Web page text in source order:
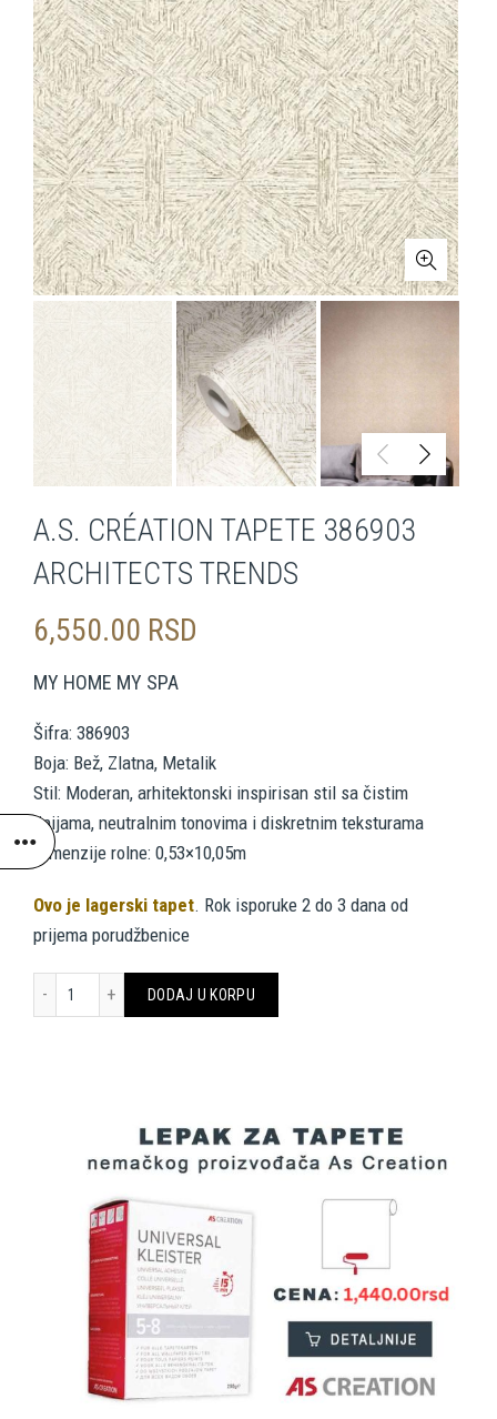
A.S. CRÉATION TAPETE 386903
ARCHITECTS TRENDS
6,550.00 RSD
MY HOME MY SPA
Šifra: 386903
Boja: Bež, Zlatna, Metalik
Stil: Moderan, arhitektonski inspirisan stil sa čistim
linijama, neutralnim tonovima i diskretnim teksturama
Dimenzije rolne: 0,53×10,05m
Ovo je lagerski tapet. Rok isporuke 2 do 3 dana od
prijema porudžbenice
DODAJ U KORPU